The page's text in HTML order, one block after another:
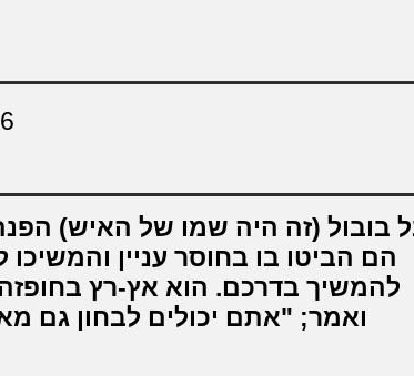
הם הביטו בו בחוסר עניין
להמשיך בדרכם. הוא אץ-רץ
ואמר; "אתם יכולים לבחון גם